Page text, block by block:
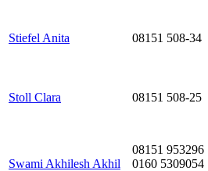
Stiefel Anita 08151 508-34
Stoll Clara 08151 508-25
Swami Akhilesh Akhil
08151 953296
0160 5309054